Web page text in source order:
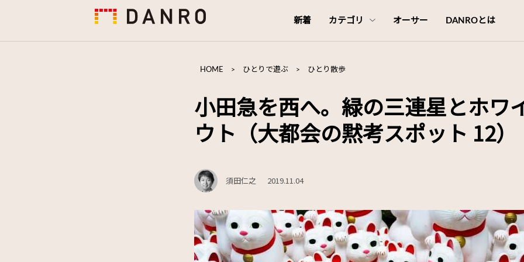
新着 カテゴリ オーサー DANROとは
HOME > ひとりで遊ぶ > ひとり散歩
小田急を西へ。緑の三連星とホワ
ウト（大都会の黙考スポット 12）
須田仁之 2019.11.04